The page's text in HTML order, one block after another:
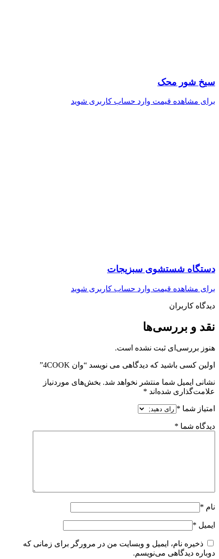
سیخ شور محک
برای مشاهده قیمت وارد حساب کاربری شوید
دستگاه شستشوی سبزیجات
برای مشاهده قیمت وارد حساب کاربری شوید
دیدگاه کاربران
نقد و بررسی‌ها
هنوز بررسی‌ای ثبت نشده است.
اولین کسی باشید که دیدگاهی می نویسد “وان 4COOK”
نشانی ایمیل شما منتشر نخواهد شد. بخش‌های موردنیاز
علامت‌گذاری شده‌اند *
امتیاز شما *
دیدگاه شما *
نام *
ایمیل *
ذخیره نام، ایمیل و وبسایت من در مرورگر برای زمانی که
دوباره دیدگاهی می‌نویسم.